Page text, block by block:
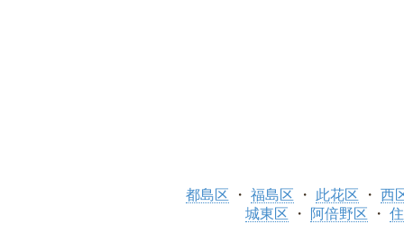
都島区 福島区 此花区
西
城東区
阿倍野区